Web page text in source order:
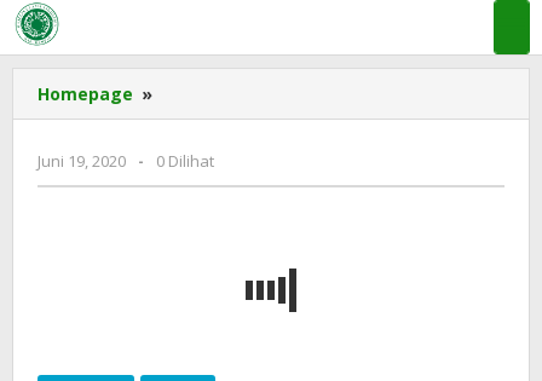
Lewati
ke
konten
Homepage »
ada
Juni 19, 2020
oleh
MUI
- 0 Dilihat